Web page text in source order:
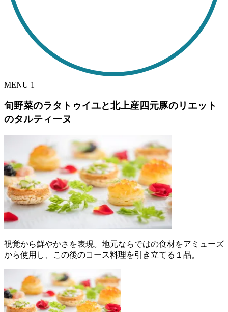
MENU 1
旬野菜のラタトゥイユと北上産四元豚のリエット
のタルティーヌ
視覚から鮮やかさを表現。地元ならではの食材をアミューズ
から使用し、この後のコース料理を引き立てる１品。